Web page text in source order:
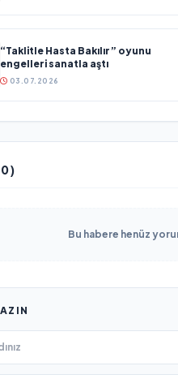
“Taklitle Hasta Bakılır” oyunu
engelleri sanatla aştı
03.07.2026
Bu habere henüz